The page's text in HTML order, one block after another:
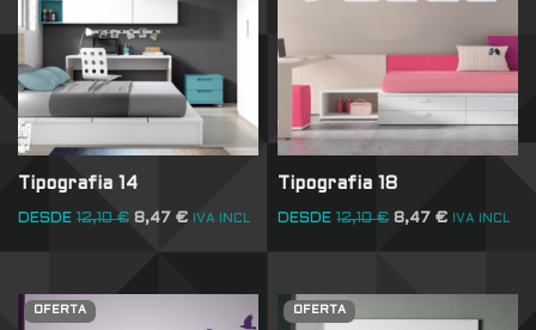
Tipografia 14
DESDE 12,10€ 8,47 € IVA INCL
Tipografia 18
DESDE 12,10€ 8,47€ IVA INCL
OFERTA OFERTA